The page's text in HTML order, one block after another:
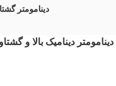
دینامومتر گشتاور 2400 دور در